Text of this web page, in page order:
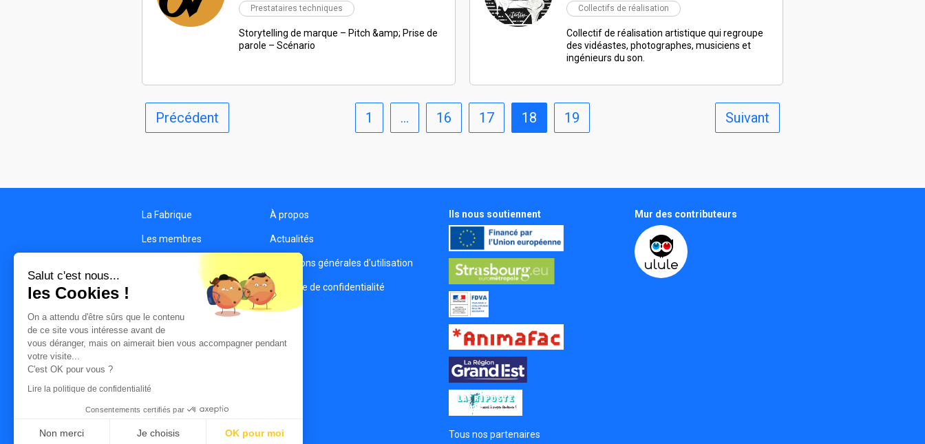
Prestataires techniques
Storytelling de marque – Pitch &amp; Prise de
parole – Scénario
Collectifs de réalisation
Collectif de réalisation artistique qui regroupe
des vidéastes, photographes, musiciens et
ingénieurs du son.
Précédent 1 … 16 17 18 19 Suivant
La Fabrique
Les membres
À propos
Actualités
Conditions générales d'utilisation
Politique de confidentialité
Ils nous soutiennent
Tous nos partenaires
Mur des contributeurs
Salut c'est nous...
les Cookies !
On a attendu d'être sûrs que le contenu
de ce site vous intéresse avant de
vous déranger, mais on aimerait bien vous accompagner pendant
votre visite...
C'est OK pour vous ?
Lire la politique de confidentialité
Consentements certifiés par
Non merci Je choisis OK pour moi